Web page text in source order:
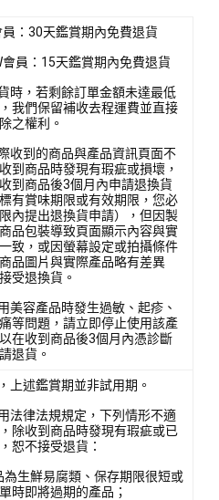
員：30天鑑賞期內免費退貨
會員：15天鑑賞期內免費退貨
時，若剩餘訂單金額未達最低
我們保留補收去程運費並直接
之權利。
收到的商品與產品資訊頁面不
到商品時發現有瑕疵或損壞，
到商品後3個月內申請退換貨
標有賞味期限或有效期限，您必
內提出退換貨申請），但因製
品包裝導致頁面顯示內容與實
致，或因螢幕設定或拍攝條件
品圖片與實際產品略有差異
受退換貨。
美容產品時發生過敏、起疹、
等問題，請立即停止使用該產
在收到商品後3個月內憑診斷
退貨。
上述鑑賞期並非試用期。
法律法規規定，下列情形不適
除收到商品時發現有瑕疵或已
恕不接受退貨：
為生鮮易腐類、保存期限很短或
時即將過期的產品；